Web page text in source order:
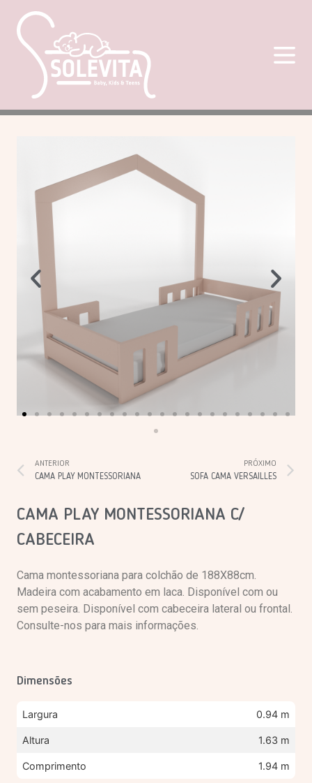
ANTERIOR
CAMA PLAY MONTESSORIANA
PRÓXIMO
SOFA CAMA VERSAILLES
CAMA PLAY MONTESSORIANA C/
CABECEIRA
Cama montessoriana para colchão de 188X88cm.
Madeira com acabamento em laca. Disponível com ou
sem peseira. Disponível com cabeceira lateral ou frontal.
Consulte-nos para mais informações.
Dimensões
Largura 0.94 m
Altura 1.63 m
Comprimento 1.94 m